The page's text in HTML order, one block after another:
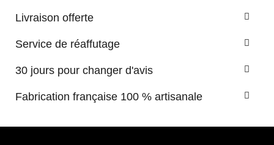
Livraison offerte
Service de réaffutage
30 jours pour changer d'avis
Fabrication française 100 % artisanale